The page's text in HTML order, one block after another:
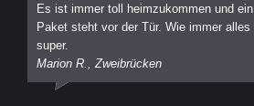
Es ist immer toll heimzukommen und ein
Paket steht vor der Tür. Wie immer alles
super.
Marion R., Zweibrücken